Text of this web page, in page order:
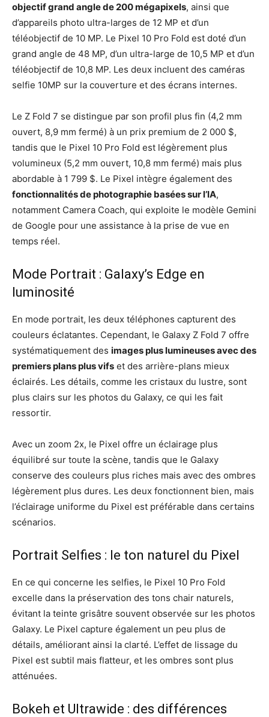
objectif grand angle de 200 mégapixels, ainsi que
d’appareils photo ultra-larges de 12 MP et d’un
téléobjectif de 10 MP. Le Pixel 10 Pro Fold est doté d’un
grand angle de 48 MP, d’un ultra-large de 10,5 MP et d’un
téléobjectif de 10,8 MP. Les deux incluent des caméras
selfie 10MP sur la couverture et des écrans internes.
Le Z Fold 7 se distingue par son profil plus fin (4,2 mm
ouvert, 8,9 mm fermé) à un prix premium de 2 000 $,
tandis que le Pixel 10 Pro Fold est légèrement plus
volumineux (5,2 mm ouvert, 10,8 mm fermé) mais plus
abordable à 1 799 $. Le Pixel intègre également des
fonctionnalités de photographie basées sur l’IA,
notamment Camera Coach, qui exploite le modèle Gemini
de Google pour une assistance à la prise de vue en
temps réel.
Mode Portrait : Galaxy’s Edge en
luminosité
En mode portrait, les deux téléphones capturent des
couleurs éclatantes. Cependant, le Galaxy Z Fold 7 offre
systématiquement des images plus lumineuses avec des
premiers plans plus vifs et des arrière-plans mieux
éclairés. Les détails, comme les cristaux du lustre, sont
plus clairs sur les photos du Galaxy, ce qui les fait
ressortir.
Avec un zoom 2x, le Pixel offre un éclairage plus
équilibré sur toute la scène, tandis que le Galaxy
conserve des couleurs plus riches mais avec des ombres
légèrement plus dures. Les deux fonctionnent bien, mais
l’éclairage uniforme du Pixel est préférable dans certains
scénarios.
Portrait Selfies : le ton naturel du Pixel
En ce qui concerne les selfies, le Pixel 10 Pro Fold
excelle dans la préservation des tons chair naturels,
évitant la teinte grisâtre souvent observée sur les photos
Galaxy. Le Pixel capture également un peu plus de
détails, améliorant ainsi la clarté. L’effet de lissage du
Pixel est subtil mais flatteur, et les ombres sont plus
atténuées.
Bokeh et Ultrawide : des différences